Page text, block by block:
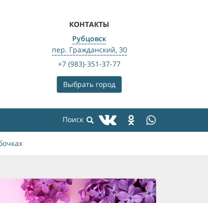
КОНТАКТЫ
Рубцовск
пер. Гражданский, 30
+7 (983)-351-37-77
Выбрать город